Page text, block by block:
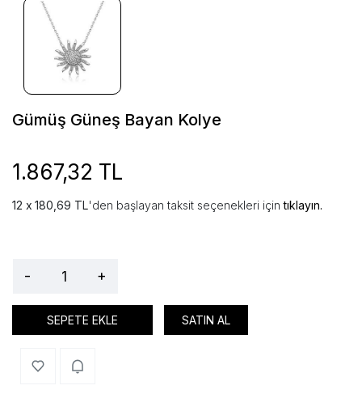
Gümüş Güneş Bayan Kolye
1.867,32 TL
180,69 TL'den başlayan taksit seçenekleri içintıklayın.
- +
SEPETE EKLE SATIN AL